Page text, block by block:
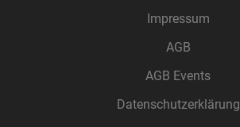
Impressum
AGB
AGB Events
Datenschutzerklärung